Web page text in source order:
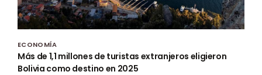
ECONOMÍA
Más de 1,1 millones de turistas extranjeros eligieron
Bolivia como destino en 2025